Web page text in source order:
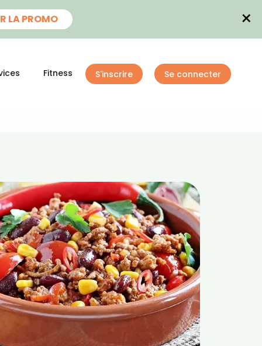
LA PROMO ×
Fitness S'inscrire Se connecter